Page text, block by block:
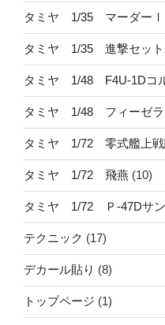
タミヤ 1/35 マーダーⅠ
タミヤ 1/35 進撃セット
タミヤ 1/48 F4U-1Dコ
タミヤ 1/48 フィーゼラ
タミヤ 1/72 零式艦上戦
タミヤ 1/72 飛燕 (10)
タミヤ 1/72 Ｐ-47Dサン
テクニック (17)
デカール貼り (8)
トップページ (1)